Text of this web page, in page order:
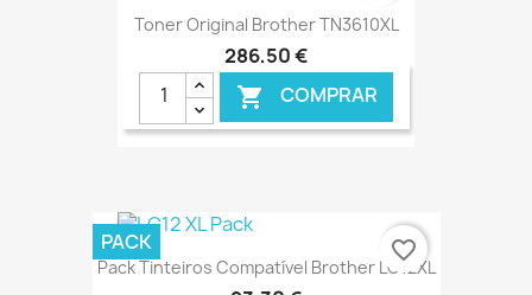
Toner Original Brother TN3610XL
286,50 €
 COMPRAR
Pack Tinteiros Compatível Brother LC12XL
PACK favorite_border